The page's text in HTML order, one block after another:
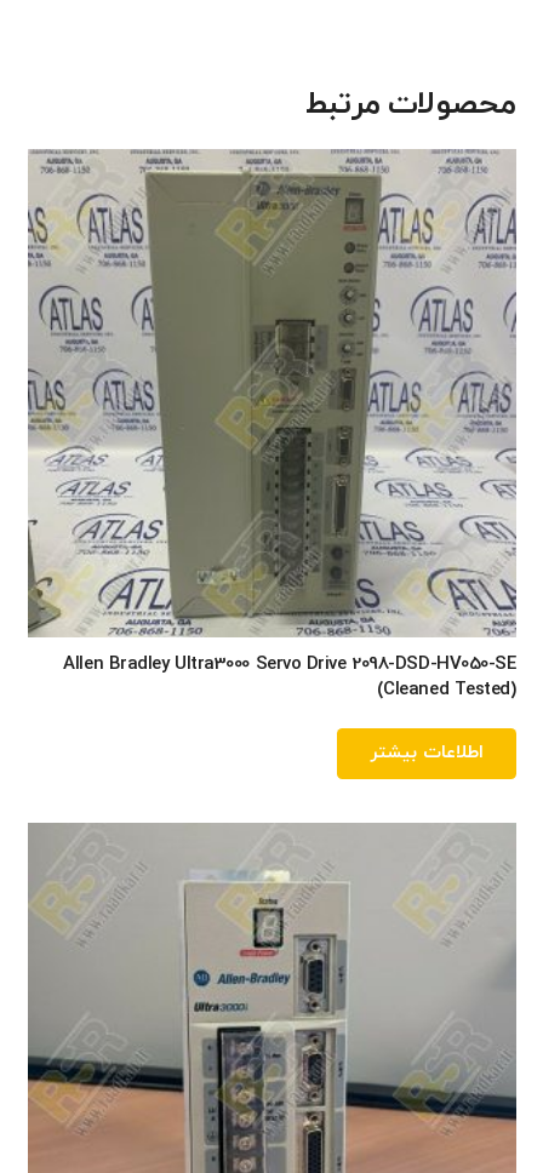
محصولات مرتبط
Allen Bradley Ultra3000 Servo Drive 2098-DSD-HV050-SE
(Cleaned Tested)
اطلاعات بیشتر